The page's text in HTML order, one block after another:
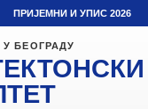
ПРИЈЕМНИ И УПИС 2026
БЕОГРАДУ